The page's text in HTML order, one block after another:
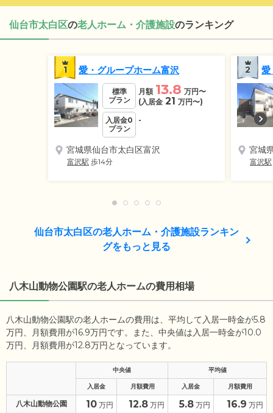
仙台市太白区の老人ホーム・介護施設のランキング
1 愛・グループホーム富沢
標準
プラン
月額 13.8 万円〜
(入居金 21 万円〜)
入居金0
プラン
-
宮城県仙台市太白区富沢
富沢駅 歩14分
2 愛
宮城
富沢駅
仙台市太白区の老人ホーム・介護施設ランキン
グをもっと見る
八木山動物公園駅の老人ホームの費用相場
八木山動物公園駅の老人ホームの費用は、平均して入居一時金が5.8
万円、月額費用が16.9万円です。また、中央値は入居一時金が10.0
万円、月額費用が12.8万円となっています。
中央値 平均値
入居金 月額費用 入居金 月額費用
八木山動物公園 10 万円 12.8 万円 5.8 万円 16.9 万円